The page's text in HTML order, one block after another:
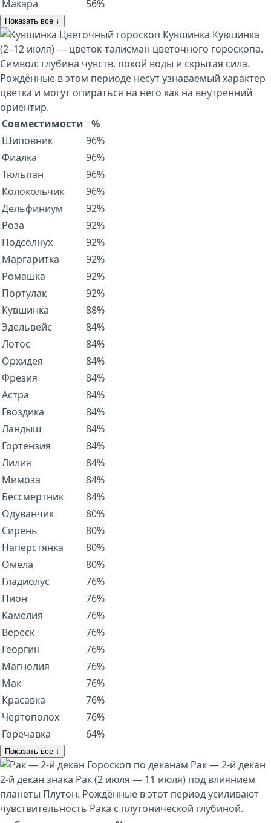
Макара
56%
Показать все ↓
Цветочный гороскоп Кувшинка Кувшинка
(2–12 июля) — цветок-талисман цветочного гороскопа.
Символ: глубина чувств, покой воды и скрытая сила.
Рождённые в этом периоде несут узнаваемый характер
цветка и могут опираться на него как на внутренний
ориентир.
Совместимости
%
Шиповник
96%
Фиалка
96%
Тюльпан
96%
Колокольчик
96%
Дельфиниум
92%
Роза
92%
Подсолнух
92%
Маргаритка
92%
Ромашка
92%
Портулак
92%
Кувшинка
88%
Эдельвейс
84%
Лотос
84%
Орхидея
84%
Фрезия
84%
Астра
84%
Гвоздика
84%
Ландыш
84%
Гортензия
84%
Лилия
84%
Мимоза
84%
Бессмертник
84%
Одуванчик
80%
Сирень
80%
Наперстянка
80%
Омела
80%
Гладиолус
76%
Пион
76%
Камелия
76%
Вереск
76%
Георгин
76%
Магнолия
76%
Мак
76%
Красавка
76%
Чертополох
76%
Горечавка
64%
Показать все ↓
Гороскоп по деканам Рак — 2-й декан
2-й декан знака Рак (2 июля — 11 июля) под влиянием
планеты Плутон. Рождённые в этот период усиливают
чувствительность Рака с плутонической глубиной.